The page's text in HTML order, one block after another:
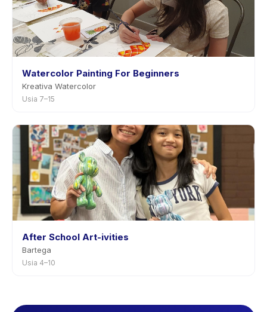
Watercolor Painting For Beginners
Kreativa Watercolor
Usia 7–15
After School Art-ivities
Bartega
Usia 4–10